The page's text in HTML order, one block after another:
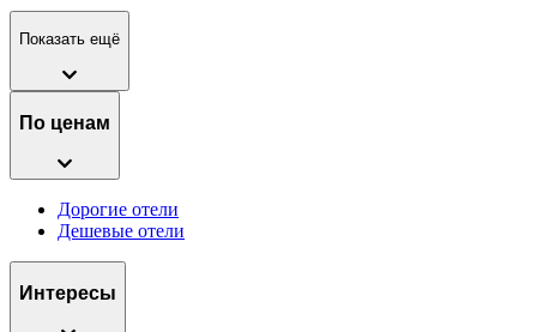
Показать ещё
По ценам
Дорогие отели
Дешевые отели
Интересы